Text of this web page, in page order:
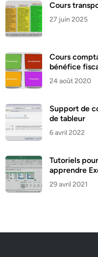
Cours
27 juin 2025
Cours
bénéfice
24 août 2020
Support de
de tableur
6 avril 2022
Tutoriels
apprendre
29 avril 2021